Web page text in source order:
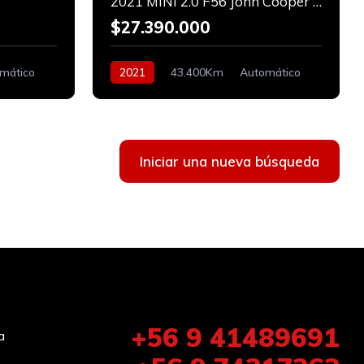
$27.390.000
2021 43.400Km
Automático
Iniciar una nueva búsqueda
+56 9 41489691